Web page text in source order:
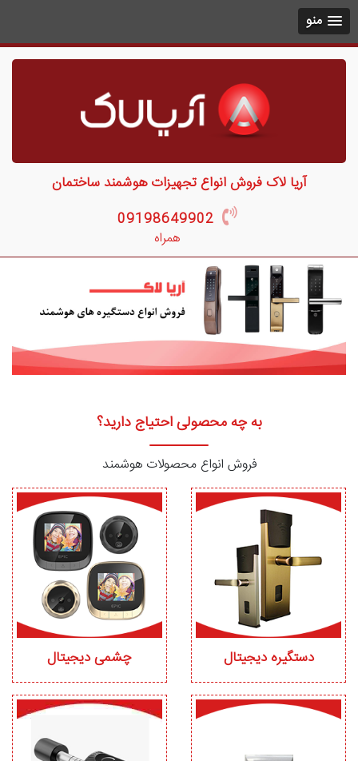
منو
آریا لاک فروش انواع تجهیزات هوشمند ساختمان
09198649902
همراه
به چه محصولی احتیاج دارید؟
فروش انواع محصولات هوشمند
دستگیره دیجیتال چشمی دیجیتال